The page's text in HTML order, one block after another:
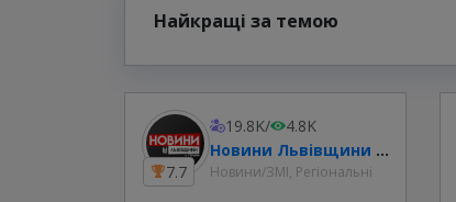
Найкращі за темою
7.7
19.8K/
4.8K
Новини Львівщини та України
Новини/ЗМІ, Регіональні